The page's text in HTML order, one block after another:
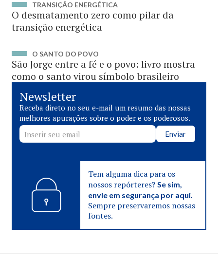
TRANSIÇÃO ENERGÉTICA
O desmatamento zero como pilar da
transição energética
O SANTO DO POVO
São Jorge entre a fé e o povo: livro mostra
como o santo virou símbolo brasileiro
Newsletter
Receba direto no seu e-mail um resumo das nossas
melhores apurações sobre o poder e os poderosos.
Enviar
Tem alguma dica para os
nossos repórteres? Se sim,
envie em segurança por aqui.
Sempre preservaremos nossas
fontes.